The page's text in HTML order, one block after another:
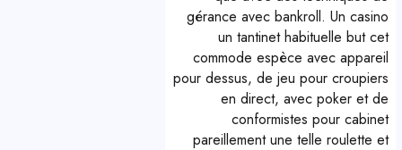
gérance avec bankroll. Un casino
un tantinet habituelle but cet
commode espèce avec appareil
pour dessus, de jeu pour croupiers
en direct, avec poker et de
conformistes pour cabinet
pareillement une telle roulette et